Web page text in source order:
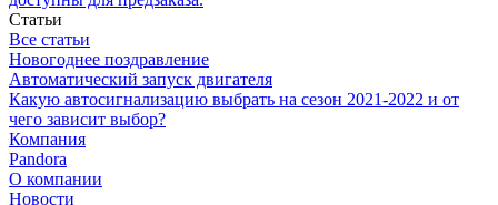
Статьи
Все статьи
Новогоднее поздравление
Автоматический запуск двигателя
Какую автосигнализацию выбрать на сезон 2021-2022 и от
чего зависит выбор?
Компания
Pandora
О компании
Новости